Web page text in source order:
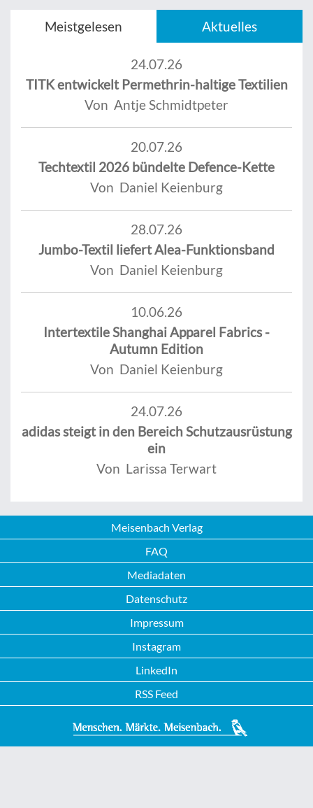
Meistgelesen Aktuelles
24.07.26
TITK entwickelt Permethrin-haltige Textilien
Von Antje Schmidtpeter
20.07.26
Techtextil 2026 bündelte Defence-Kette
Von Daniel Keienburg
28.07.26
Jumbo-Textil liefert Alea-Funktionsband
Von Daniel Keienburg
10.06.26
Intertextile Shanghai Apparel Fabrics -
Autumn Edition
Von Daniel Keienburg
24.07.26
adidas steigt in den Bereich Schutzausrüstung
ein
Von Larissa Terwart
Meisenbach Verlag
FAQ
Mediadaten
Datenschutz
Impressum
Instagram
LinkedIn
RSS Feed